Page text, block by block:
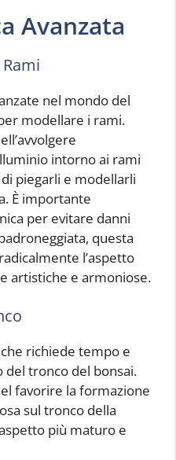
Avanzata
nel mondo del
modellare i rami.
intorno ai rami
piegarli e modellarli
È importante
per evitare danni
questa
l’aspetto
artistiche e armoniose.
che richiede tempo e
del tronco del bonsai.
favorire la formazione
sul tronco della
più maturo e